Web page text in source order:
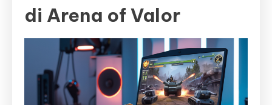
di Arena of Valor